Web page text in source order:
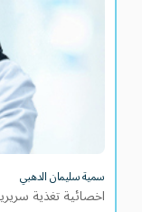
سمية سليمان الدهبي
اخصائية تغذية
AR EN